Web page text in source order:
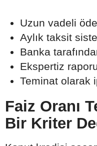
Uzun vadeli
Aylık taksit
Banka
Ekspertiz
Teminat olarak
Faiz Oranı
Bir Kriter